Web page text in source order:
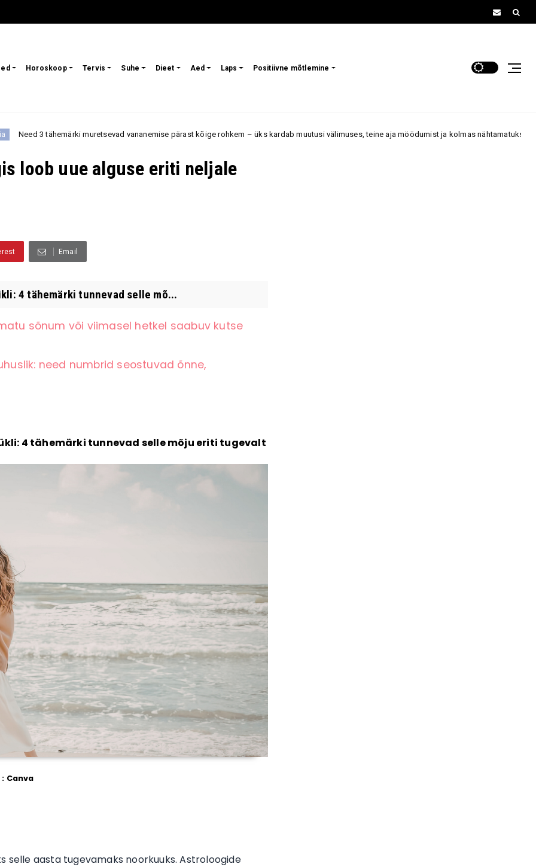
Horoskoop Tervis Suhe Dieet Aed Laps Positiivne mõtlemine
muretsevad vananemise pärast kõige rohkem – üks kardab muutusi välimuses, teine aja möödumist ja kolmas nähtamatuks muutumist 70+
loob uue alguse eriti neljale
Email
4 tähemärki tunnevad selle mõ...
sõnum või viimasel hetkel saabuv kutse
need numbrid seostuvad õnne,
4 tähemärki tunnevad selle mõju eriti tugevalt
Canva
selle aasta tugevamaks noorkuuks. Astroloogide